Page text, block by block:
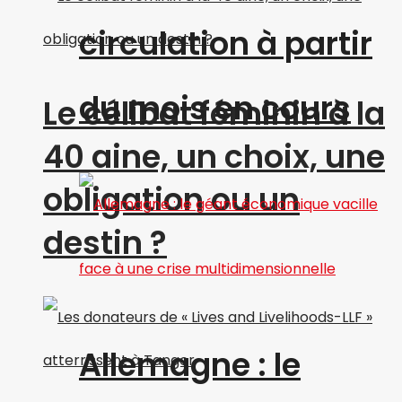
Le célibat féminin à la
40 aine, un choix, une
obligation ou un
destin ?
circulation à partir
du mois en cours
Allemagne : le